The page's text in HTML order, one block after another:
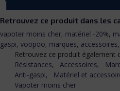
Retrouvez ce produit dans les
vapoter moins cher, matériel -20%,
gaspi, voopoo, marques, accessoires,
Retrouvez ce produit également
Résistances,
Accessoires,
Anti-gaspi,
Matériel et
Vapoter moins cher